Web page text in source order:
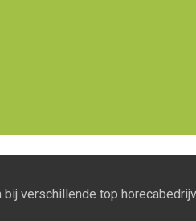
verschillende top